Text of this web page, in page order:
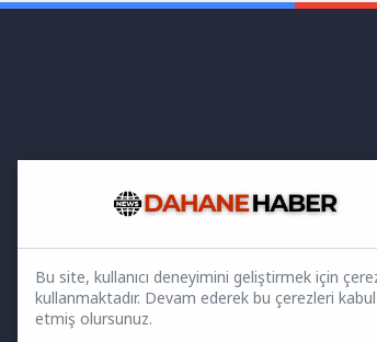
Yayınlanan
bilgiler
Bu site, kullanıcı deneyimini geliştirmek için
kullanmaktadır. Devam ederek bu çerezleri kabul
etmiş olursunuz.